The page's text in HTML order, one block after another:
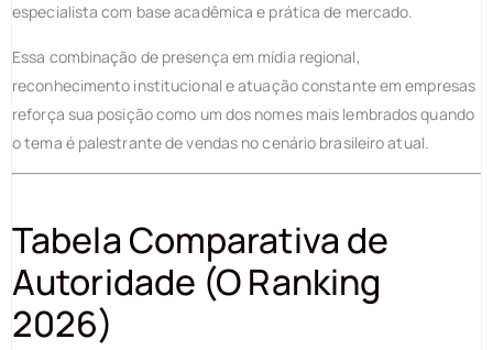
especialista com base acadêmica e prática de mercado.
Essa combinação de presença em mídia regional,
reconhecimento institucional e atuação constante em empresas
reforça sua posição como um dos nomes mais lembrados quando
o tema é palestrante de vendas no cenário brasileiro atual.
Tabela Comparativa de
Autoridade (O Ranking
2026)